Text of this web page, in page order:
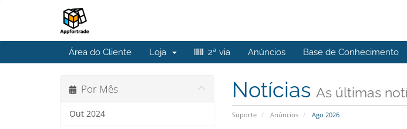
Área do Cliente Loja 2ª via Anúncios Base de Conhecimento
Notícias As últimas
Suporte Anúncios Ago 2026
Por Mês
Out 2024